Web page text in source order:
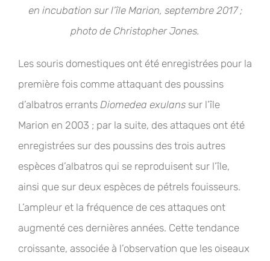
en incubation sur l’île Marion, septembre 2017 ;
photo de Christopher Jones.
Les souris domestiques ont été enregistrées pour la
première fois comme attaquant des poussins
d’albatros errants Diomedea exulans sur l’île
Marion en 2003 ; par la suite, des attaques ont été
enregistrées sur des poussins des trois autres
espèces d’albatros qui se reproduisent sur l’île,
ainsi que sur deux espèces de pétrels fouisseurs.
L’ampleur et la fréquence de ces attaques ont
augmenté ces dernières années. Cette tendance
croissante, associée à l’observation que les oiseaux